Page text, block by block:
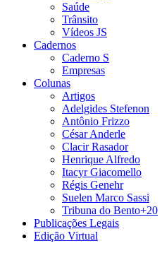
Saúde
Trânsito
Vídeos JS
Cadernos
Caderno S
Empresas
Colunas
Artigos
Adelgides Stefenon
Antônio Frizzo
César Anderle
Clacir Rasador
Henrique Alfredo
Itacyr Giacomello
Régis Genehr
Suelen Marco Sassi
Tribuna do Bento+20
Publicações Legais
Edição Virtual